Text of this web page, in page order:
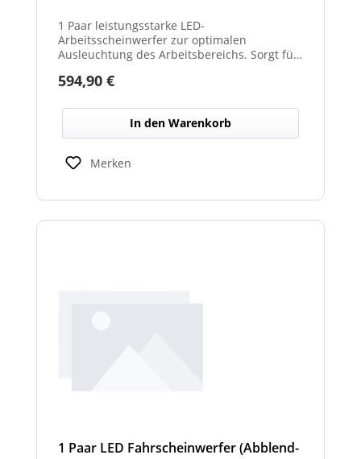
1 Paar leistungsstarke LED-
Arbeitsscheinwerfer zur optimalen
Ausleuchtung des Arbeitsbereichs. Sorgt für
Sicht bei Dunkelheit oder schlechten
Einsatz an Arbeits-, Kommunal- und
Sonderfahrzeugen. Balkenbreiten mit
Scheinwerfermodulen können geringfügig
von den angegebenen Standardbreiten
abweichen. Modelle mit nur 2
auch ein weißes Mittelteil (beleuchtet oder
Regulärer Preis:
594,90 €
In den Warenkorb
Merken
1 Paar LED Fahrscheinwerfer (Abblend-